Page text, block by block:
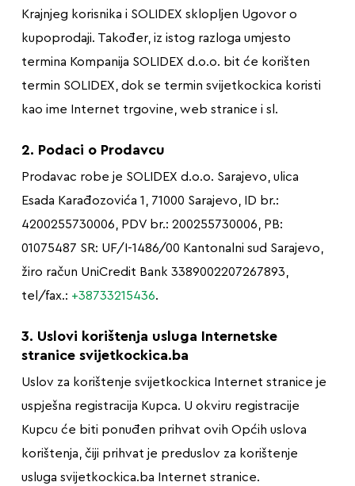
Krajnjeg korisnika i SOLIDEX sklopljen Ugovor o
kupoprodaji. Također, iz istog razloga umjesto
termina Kompanija SOLIDEX d.o.o. bit će korišten
termin SOLIDEX, dok se termin svijetkockica koristi
kao ime Internet trgovine, web stranice i sl.
2. Podaci o Prodavcu
Prodavac robe je SOLIDEX d.o.o. Sarajevo, ulica
Esada Karađozovića 1, 71000 Sarajevo, ID br.:
4200255730006, PDV br.: 200255730006, PB:
01075487 SR: UF/I-1486/00 Kantonalni sud Sarajevo,
žiro račun UniCredit Bank 3389002207267893,
tel/fax.: +38733215436.
3. Uslovi korištenja usluga Internetske
stranice svijetkockica.ba
Uslov za korištenje svijetkockica Internet stranice je
uspješna registracija Kupca. U okviru registracije
Kupcu će biti ponuđen prihvat ovih Općih uslova
korištenja, čiji prihvat je preduslov za korištenje
usluga svijetkockica.ba Internet stranice.